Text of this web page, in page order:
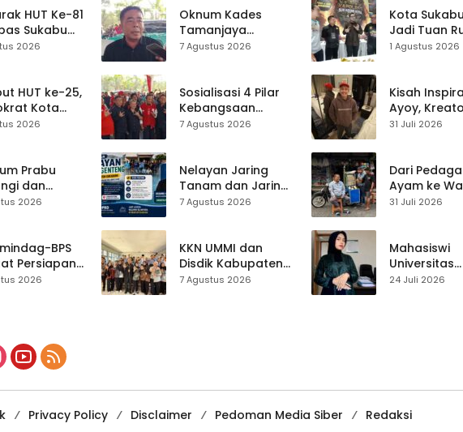
HUT Ke-81
Sukabumi
Gelar Pekan
2026
HUT ke-25,
Kota
Aksi
Masjid
2026
Prabu
dan
Keramik
500 Koleksi
2026
BPS
Persiapan
Ekonomi,
2026
Oknum Kades
Tamanjaya
Terjerat Kasus
Seleksi Calon
Kades Diperketat
7 Agustus 2026
Sosialisasi 4 Pilar
Kebangsaan
Digelar di
Tekankan
Pentingnya
Persatuan
7 Agustus 2026
Nelayan Jaring
Tanam dan Jaring
Obor
Penangkapan
7 Agustus 2026
KKN UMMI dan
Disdik Kabupaten
Sukabumi Perkuat
7 Agustus 2026
Kota
Jadi Tuan
Kontes Batu
1 Agustus 2026
Kisah
Ayoy,
TikTok Asal
Live
31 Juli 2026
Dari
Ayam ke
Ketua DPRD,
Pasar Cisaat
31 Juli 2026
Mahasiswi
Universitas
24 Juli 2026
Privacy Policy Disclaimer Pedoman Media Siber
Redaksi